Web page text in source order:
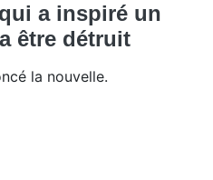
a inspiré un
être détruit
la nouvelle.